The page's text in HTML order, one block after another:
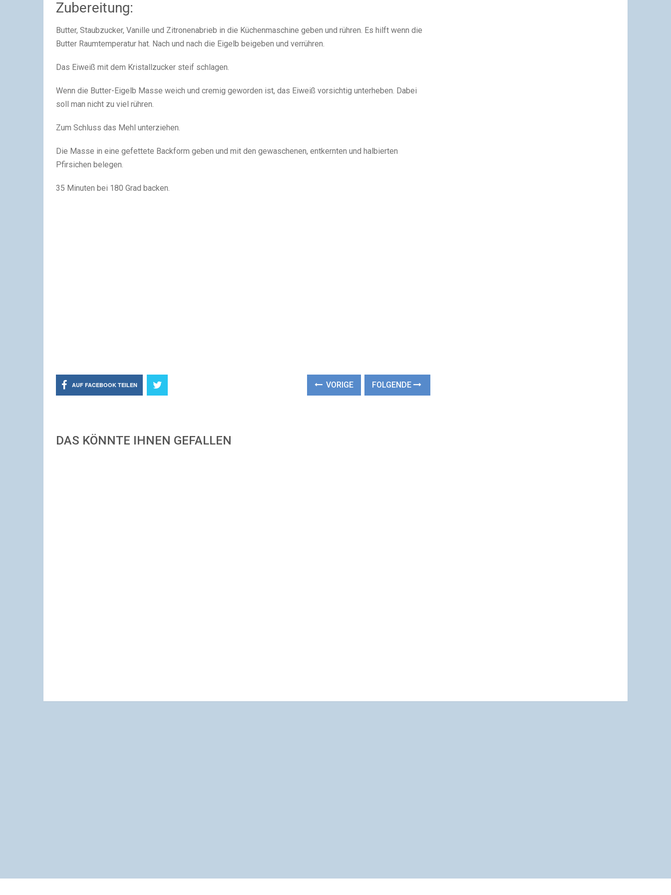
Zubereitung:
Butter, Staubzucker, Vanille und Zitronenabrieb in die Küchenmaschine geben und rühren. Es hilft wenn die
Butter Raumtemperatur hat. Nach und nach die Eigelb beigeben und verrühren.
Das Eiweiß mit dem Kristallzucker steif schlagen.
Wenn die Butter-Eigelb Masse weich und cremig geworden ist, das Eiweiß vorsichtig unterheben. Dabei
soll man nicht zu viel rühren.
Zum Schluss das Mehl unterziehen.
Die Masse in eine gefettete Backform geben und mit den gewaschenen, entkernten und halbierten
Pfirsichen belegen.
35 Minuten bei 180 Grad backen.
AUF FACEBOOK TEILEN VORIGE FOLGENDE
DAS KÖNNTE IHNEN GEFALLEN